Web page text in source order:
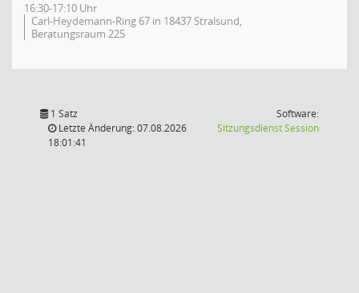
16:30-17:10 Uhr
Carl-Heydemann-Ring 67 in 18437 Stralsund,
Beratungsraum 225
1 Satz
Letzte Änderung: 07.08.2026
18:01:41
Software:
SitzungsdienstSession(Wird in